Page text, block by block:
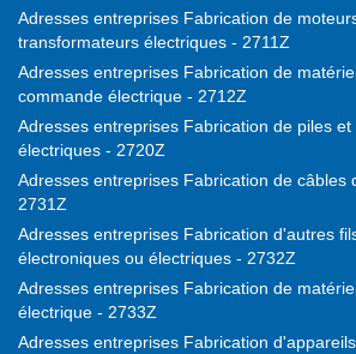
Adresses entreprises Fabrication de
transformateurs électriques - 2711Z
Adresses entreprises Fabrication de
commande électrique - 2712Z
Adresses entreprises Fabrication de piles
électriques - 2720Z
Adresses entreprises Fabrication de câbles
2731Z
Adresses entreprises Fabrication d'autres
électroniques ou électriques - 2732Z
Adresses entreprises Fabrication de
électrique - 2733Z
Adresses entreprises Fabrication